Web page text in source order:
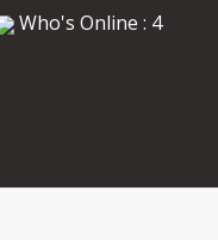
Who's Online : 4